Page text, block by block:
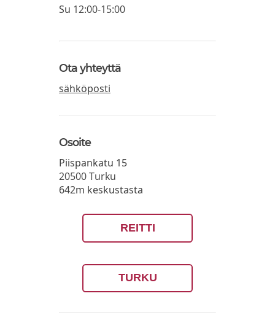
Su 12:00-15:00
Ota yhteyttä
sähköposti
Osoite
Piispankatu 15
20500Turku
642m keskustasta
REITTI
TURKU